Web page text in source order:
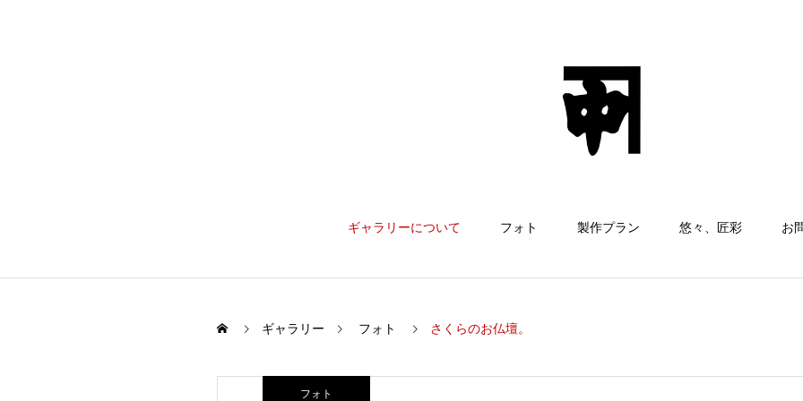
ギャラリーについて フォト 製作プラン 悠々、匠彩 お
ギャラリー フォト さくらのお仏壇。
フォト